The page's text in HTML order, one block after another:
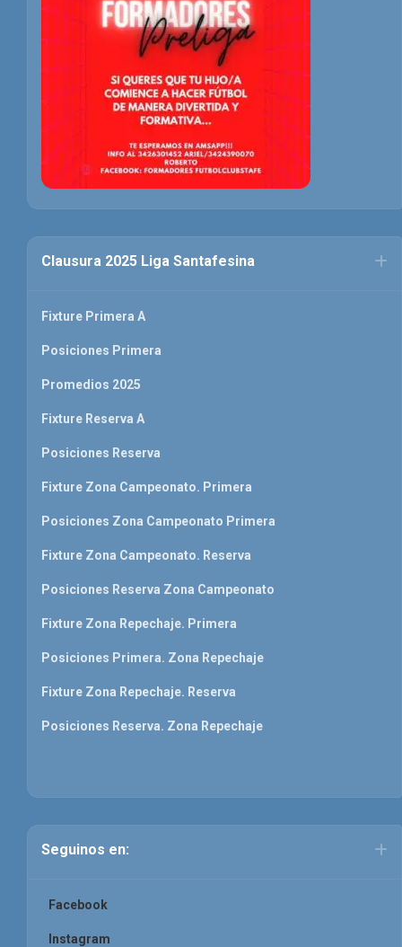
Clausura 2025 Liga Santafesina
Fixture Primera A
Posiciones Primera
Promedios 2025
Fixture Reserva A
Posiciones Reserva
Fixture Zona Campeonato. Primera
Posiciones Zona Campeonato Primera
Fixture Zona Campeonato. Reserva
Posiciones Reserva Zona Campeonato
Fixture Zona Repechaje. Primera
Posiciones Primera. Zona Repechaje
Fixture Zona Repechaje. Reserva
Posiciones Reserva. Zona Repechaje
Seguinos en:
Facebook
Instagram